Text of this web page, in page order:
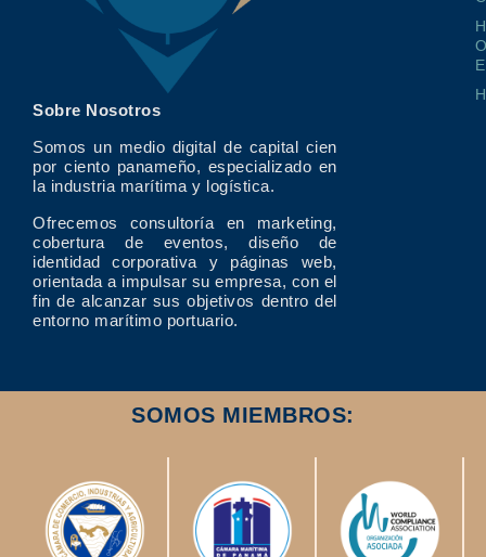
Sobre Nosotros
Somos un medio digital de capital cien
por ciento panameño, especializado en
la industria marítima y logística.
Ofrecemos consultoría en marketing,
cobertura de eventos, diseño de
identidad corporativa y páginas web,
orientada a impulsar su empresa, con el
fin de alcanzar sus objetivos dentro del
entorno marítimo portuario.
SOMOS MIEMBROS: